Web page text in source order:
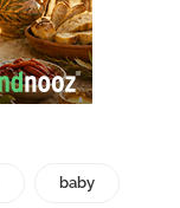
baby